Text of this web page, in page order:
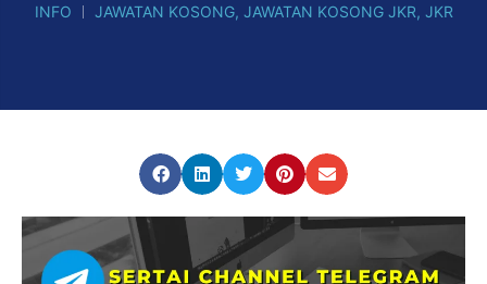
INFO JAWATAN KOSONG, JAWATAN KOSONG JKR, JKR